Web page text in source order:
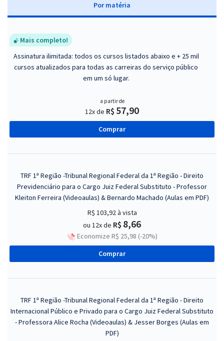
Por matéria
Mais completo!
Assinatura ilimitada: todos os cursos listados abaixo e + 25 mil
cursos atualizados para todas as carreiras do serviço público
em um só lugar.
a partir de
12x de R$ 57,90
Comprar
TRF 1ª Região -Tribunal Regional Federal da 1ª Região - Direito
Previdenciário para o Cargo Juiz Federal Substituto - Professor
Kleiton Ferreira (Videoaulas) & Bernardo Machado (Aulas em PDF)
R$ 103,92à vista
ou 12x de R$ 8,66
Economize R$ 25,98 (-20%)
Comprar
TRF 1ª Região -Tribunal Regional Federal da 1ª Região - Direito
Internacional Público e Privado para o Cargo Juiz Federal Substituto
- Professora Alice Rocha (Videoaulas) & Jesser Borges (Aulas em
PDF)